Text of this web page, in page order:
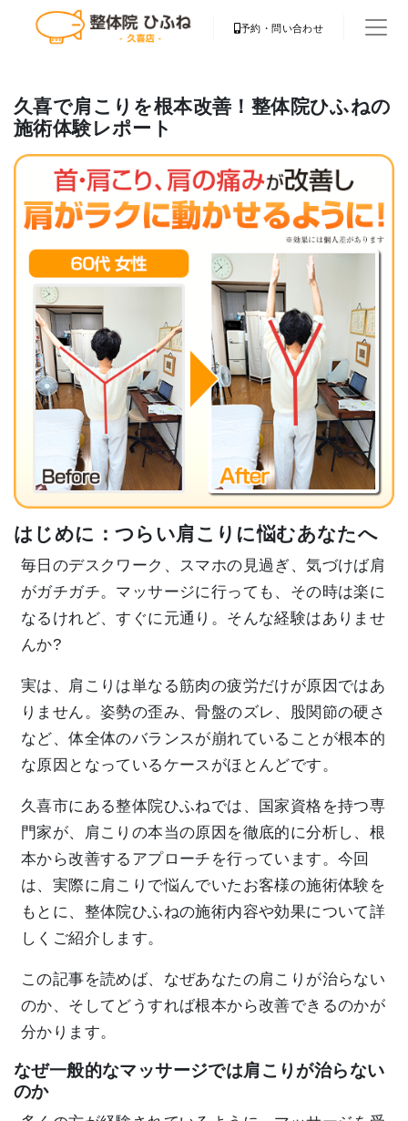
予約・問い合わせ
久喜で肩こりを根本改善！整体院ひふねの
施術体験レポート
はじめに：つらい肩こりに悩むあなたへ
毎日のデスクワーク、スマホの見過ぎ、気づけば肩
がガチガチ。マッサージに行っても、その時は楽に
なるけれど、すぐに元通り。そんな経験はありませ
んか?
実は、肩こりは単なる筋肉の疲労だけが原因ではあ
りません。姿勢の歪み、骨盤のズレ、股関節の硬さ
など、体全体のバランスが崩れていることが根本的
な原因となっているケースがほとんどです。
久喜市にある整体院ひふねでは、国家資格を持つ専
門家が、肩こりの本当の原因を徹底的に分析し、根
本から改善するアプローチを行っています。今回
は、実際に肩こりで悩んでいたお客様の施術体験を
もとに、整体院ひふねの施術内容や効果について詳
しくご紹介します。
この記事を読めば、なぜあなたの肩こりが治らない
のか、そしてどうすれば根本から改善できるのかが
分かります。
なぜ一般的なマッサージでは肩こりが治らない
のか